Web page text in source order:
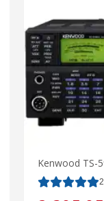
Kenwood TS-
2